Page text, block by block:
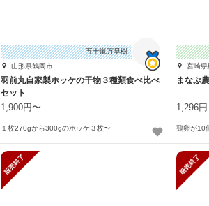
五十嵐万早樹
山形県鶴岡市
羽前丸自家製ホッケの干物３種類食べ比べ
セット
1,900円〜
１枚270gから300gのホッケ３枚〜
宮崎県
まなぶ
1,296円